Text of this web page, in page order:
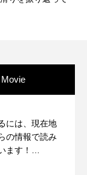
Movie
には、現在地
の情報で読み
ます！